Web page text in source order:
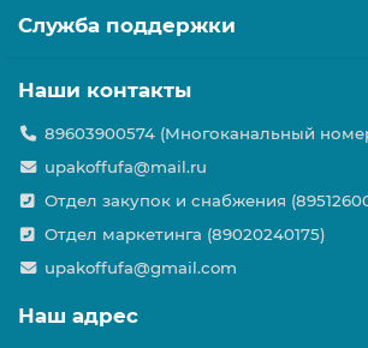
Служба поддержки
Наши контакты
89603900574 (Многоканальный
upakoffufa@mail.ru
Отдел закупок и снабжения
Отдел маркетинга (89020240175)
upakoffufa@gmail.com
Наш адрес